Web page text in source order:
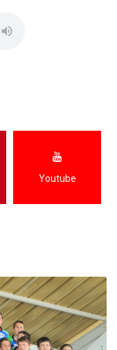
Youtube